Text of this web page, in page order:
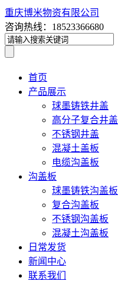
重庆博米物资有限公司
咨询热线：18523366680
首页
产品展示
球墨铸铁井盖
高分子复合井盖
不锈钢井盖
混凝土盖板
电缆沟盖板
沟盖板
球墨铸铁沟盖板
复合沟盖板
不锈钢沟盖板
混凝土沟盖板
日常发货
新闻中心
联系我们